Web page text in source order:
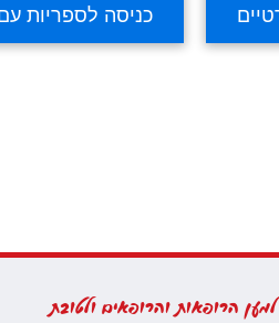
למען הרופאות והרופאים ולטובת